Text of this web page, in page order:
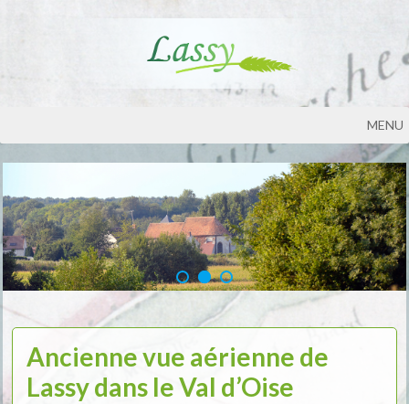
MENU
Ancienne vue aérienne de
Lassy dans le Val d’Oise